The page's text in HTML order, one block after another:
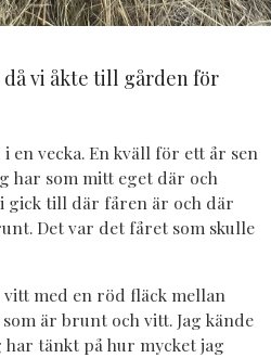
vi åkte till gården för
en vecka. En kväll för ett år sen
har som mitt eget där och
gick till där fåren är och där
Det var det fåret som skulle
med en röd fläck mellan
är brunt och vitt. Jag kände
har tänkt på hur mycket jag